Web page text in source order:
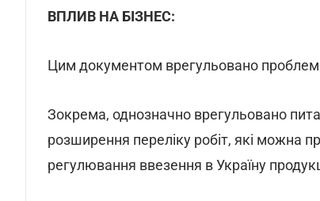
ВПЛИВ НА БІЗНЕС:
Цим документом врегульовано
Зокрема, однозначно врегульовано
розширення переліку робіт, які можна
регулювання ввезення в Україну